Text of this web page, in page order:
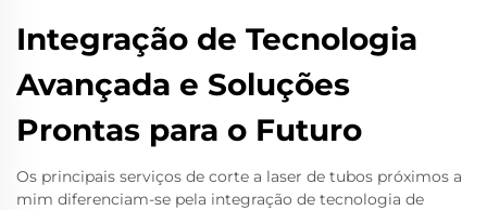
Integração de Tecnologia
Avançada e Soluções
Prontas para o Futuro
Os principais serviços de corte a laser de tubos próximos a
mim diferenciam-se pela integração de tecnologia de